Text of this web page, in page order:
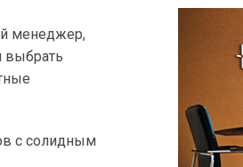
менеджер,
выбрать
с солидным